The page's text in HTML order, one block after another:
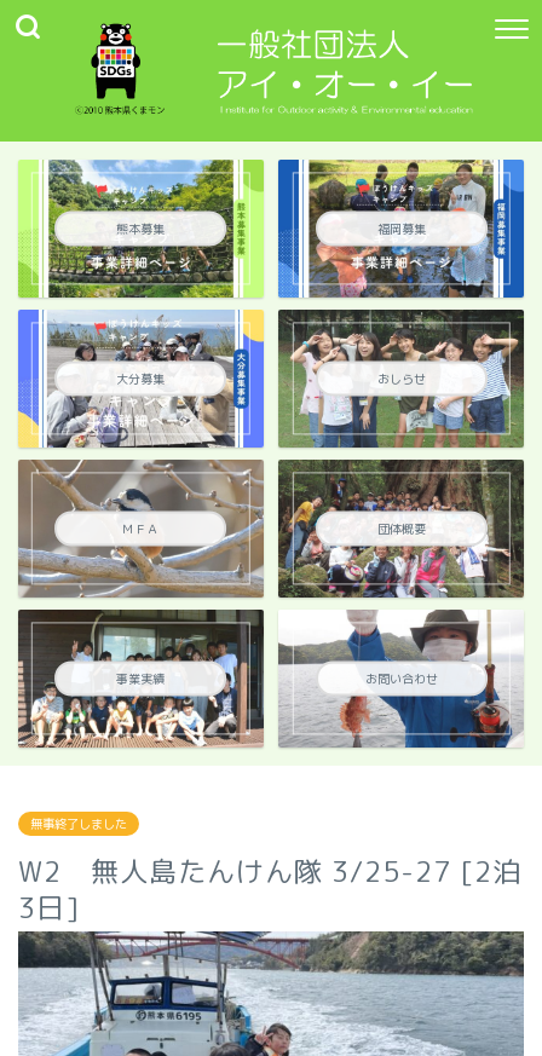
熊本募集 福岡募集
大分募集 おしらせ
ＭＦＡ 団体概要
事業実績 お問い合わせ
無事終了しました
W2 無人島たんけん隊 3/25-27 [2泊
3日]